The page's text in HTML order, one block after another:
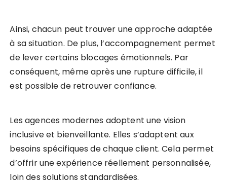
Ainsi, chacun peut trouver une approche adaptée
à sa situation. De plus, l’accompagnement permet
de lever certains blocages émotionnels. Par
conséquent, même après une rupture difficile, il
est possible de retrouver confiance.
Les agences modernes adoptent une vision
inclusive et bienveillante. Elles s’adaptent aux
besoins spécifiques de chaque client. Cela permet
d’offrir une expérience réellement personnalisée,
loin des solutions standardisées.